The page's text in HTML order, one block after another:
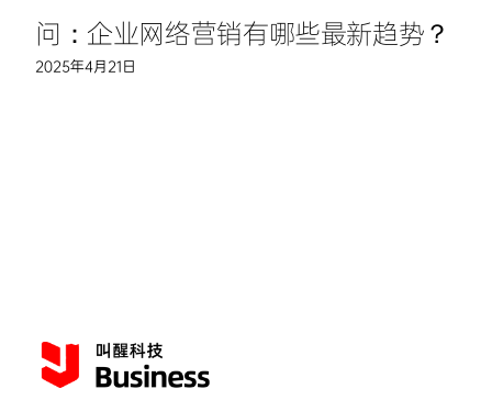
问：企业网络营销有哪些最新趋势？
2025年4月21日